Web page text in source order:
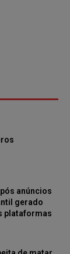
anúncios
gerado
plataformas